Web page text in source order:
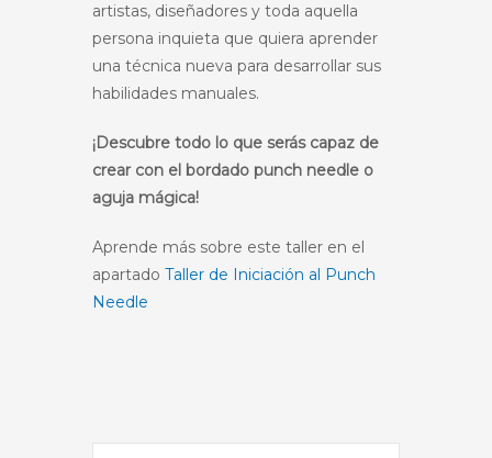
artistas, diseñadores y toda aquella
persona inquieta que quiera aprender
una técnica nueva para desarrollar sus
habilidades manuales.
¡Descubre todo lo que serás capaz de
crear con el bordado punch needle o
aguja mágica!
Aprende más sobre este taller en el
apartado Taller de Iniciación al Punch
Needle